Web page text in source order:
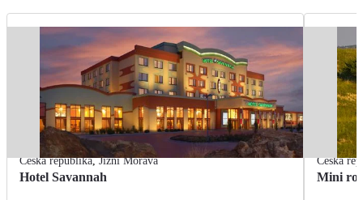
Česká republika,Jižní Morava
Hotel Savannah
Česká